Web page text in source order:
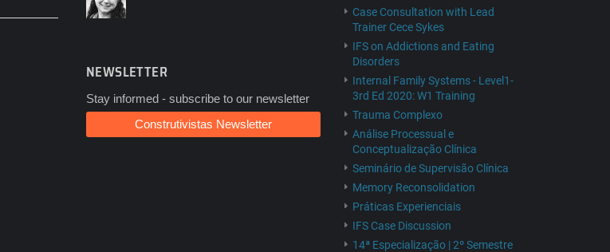
NEWSLETTER
Stay informed - subscribe to our newsletter
Construtivistas Newsletter
Case Consultation with Lead
Trainer Cece Sykes
IFS on Addictions and Eating
Disorders
Internal Family Systems - Level1-
3rd Ed 2020: W1 Training
Trauma Complexo
Análise Processual e
Conceptualização Clínica
Seminário de Supervisão Clínica
Memory Reconsolidation
Práticas Experienciais
IFS Case Discussion
14ª Especialização | 2º Semestre